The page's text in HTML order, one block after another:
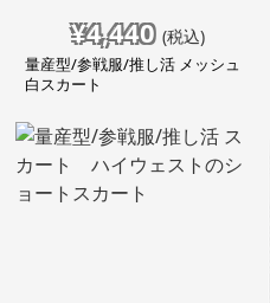
¥4,440 (税込)
量産型/参戦服/推し活 メッシュ
白スカート